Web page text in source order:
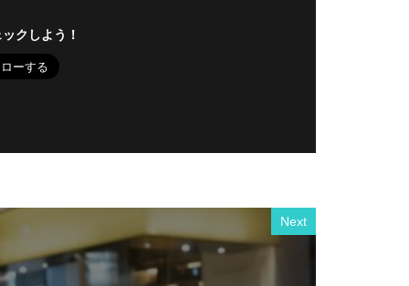
クしよう！
Next